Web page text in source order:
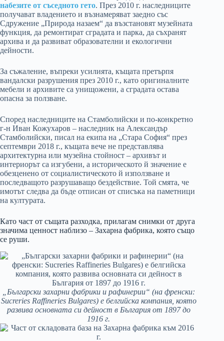
набезите от съседното гето. През 2010 г. наследниците
получават владението и възнамеряват заедно със
Сдружение „Природа назаем“ да възстановят музейната
функция, да ремонтират сградата и парка, да съхранят
архива и да развиват образователни и екологични
дейности.
За съжаление, въпреки усилията, къщата претърпя
вандалски разрушения през 2010 г., като оригиналните
мебели и архивите са унищожени, а сградата остава
опасна за ползване.
Според наследниците на Стамболийски и по-конкретно
г-н Иван Кожухаров – наследник на Александър
Стамболийски, писал на екипа на „Стара София“ през
септември 2018 г., къщата вече не представлява
архитектурна или музейна стойност – архивът и
интериорът са изгубени, а историческото й значение е
обезценено от социалистическото й използване и
последващото разрушаващо бездействие. Той смята, че
имотът следва да бъде отписан от списъка на паметници
на културата.
Като част от същата разходка, прилагам снимки от друга
значима ценност наблизо – Захарна фабрика, която също
се руши.
„Български захарни фабрики и рафинерии“ (на френски:
Sucreries Raffineries Bulgares) е белгийска компания, която
развива основната си дейност в България от 1897 до
1916 г.